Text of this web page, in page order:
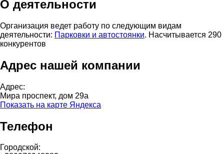
О деятельности
Организация ведет работу по следующим видам
деятельности: Парковки и автостоянки. Насчитывается 290
конкурентов
Адрес нашей компании
Адрес:
Мира проспект, дом 29а
Показать на карте Яндекса
Телефон
Городской: